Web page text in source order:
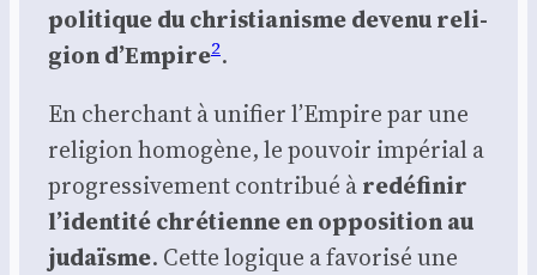
poli­tique du chris­tia­nisme deve­nu reli­
gion d’Empire2.
En cher­chant à uni­fier l’Empire par une
reli­gion homo­gène, le pou­voir impé­rial a
pro­gres­si­ve­ment contri­bué àredé­fi­nir
l’identité chré­tienne en oppo­si­tion au
judaïsme. Cette logique a favo­ri­sé une